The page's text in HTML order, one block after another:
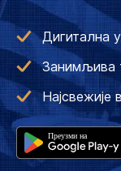
Дигитална
Занимљива
Најсвежије